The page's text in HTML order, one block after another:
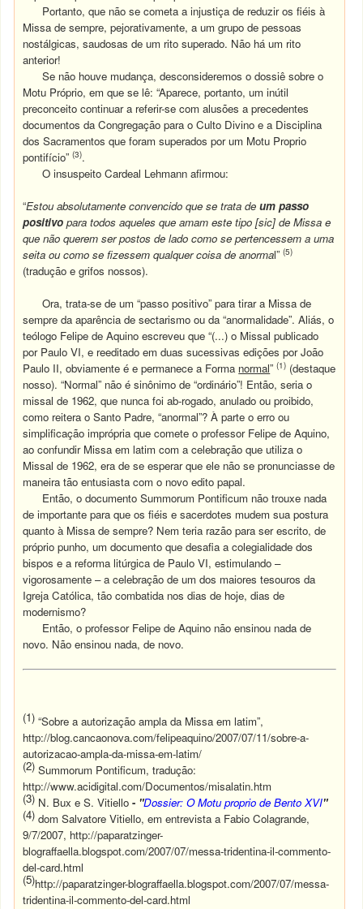
Portanto, que não se cometa a injustiça de reduzir os fiéis à
Missa de sempre, pejorativamente, a um grupo de pessoas
nostálgicas, saudosas de um rito superado. Não há um rito
anterior!
Se não houve mudança, desconsideremos o dossiê sobre o
Motu Próprio, em que se lê: “Aparece, portanto, um inútil
preconceito continuar a referir-se com alusões a precedentes
documentos da Congregação para o Culto Divino e a Disciplina
dos Sacramentos que foram superados por um Motu Proprio
pontifício”(3).
O insuspeito Cardeal Lehmann afirmou:
“Estou absolutamente convencido que se trata deum passo
positivo para todos aqueles que amam este tipo [sic] de Missa e
que não querem ser postos de lado como se pertencessem a uma
seita ou como se fizessem qualquer coisa de anormal”(5)
(tradução e grifos nossos).
Ora, trata-se de um “passo positivo” para tirar a Missa de
sempre da aparência de sectarismo ou da “anormalidade”. Aliás, o
teólogo Felipe de Aquino escreveu que “(...) o Missal publicado
por Paulo VI, e reeditado em duas sucessivas edições por João
Paulo II, obviamente é e permanece a Forma normal”(1) (destaque
nosso). “Normal” não é sinônimo de “ordinário”! Então, seria o
missal de 1962, que nunca foi ab-rogado, anulado ou proibido,
como reitera o Santo Padre, “anormal”? À parte o erro ou
simplificação imprópria que comete o professor Felipe de Aquino,
ao confundir Missa em latim com a celebração que utiliza o
Missal de 1962, era de se esperar que ele não se pronunciasse de
maneira tão entusiasta com o novo edito papal.
Então, o documento Summorum Pontificum não trouxe nada
de importante para que os fiéis e sacerdotes mudem sua postura
quanto à Missa de sempre? Nem teria razão para ser escrito, de
próprio punho, um documento que desafia a colegialidade dos
bispos e a reforma litúrgica de Paulo VI, estimulando –
vigorosamente – a celebração de um dos maiores tesouros da
Igreja Católica, tão combatida nos dias de hoje, dias de
modernismo?
Então, o professor Felipe de Aquino não ensinou nada de
novo. Não ensinou nada, de novo.
(1) “Sobre a autorização ampla da Missa em latim”,
http://blog.cancaonova.com/felipeaquino/2007/07/11/sobre-a-
autorizacao-ampla-da-missa-em-latim/
(2) Summorum Pontificum, tradução:
http://www.acidigital.com/Documentos/misalatin.htm
(3) N. Bux e S. Vitiello - "Dossier: O Motu proprio de Bento XVI"
(4) dom Salvatore Vitiello, em entrevista a Fabio Colagrande,
9/7/2007, http://paparatzinger-
blograffaella.blogspot.com/2007/07/messa-tridentina-il-commento-
del-card.html
(5)http://paparatzinger-blograffaella.blogspot.com/2007/07/messa-
tridentina-il-commento-del-card.html